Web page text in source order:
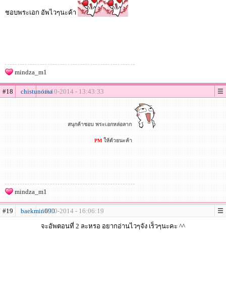
ชอบพระเอก อัพไวๆนะค้า
mindza_m1
#18 chistunoma16-10-2014 - 13:43:33
สนุกค้าชอบ พระเอกหล่อลาก
PMให้ด้วยนะค้า
mindza_m1
#19 baekmin09016-10-2014 - 16:06:19
จะอัพตอนที่ 2 ละหรอ อยากอ่านไวๆจัง เร็วๆนะคะ ^^